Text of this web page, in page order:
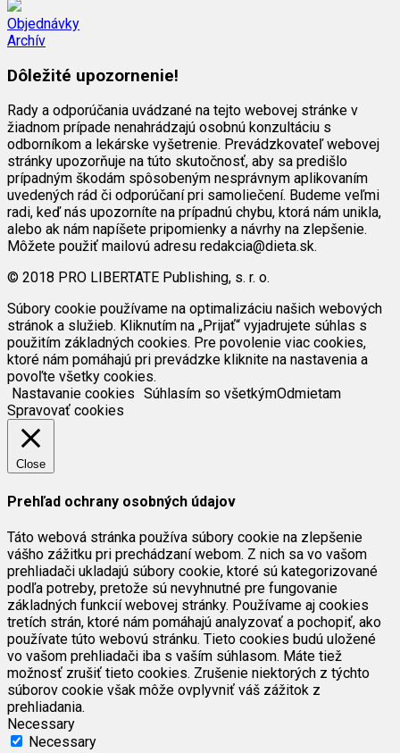
Objednávky
Archív
Dôležité upozornenie!
Rady a odporúčania uvádzané na tejto webovej stránke v
žiadnom prípade nenahrádzajú osobnú konzultáciu s
odborníkom a lekárske vyšetrenie. Prevádzkovateľ webovej
stránky upozorňuje na túto skutočnosť, aby sa predišlo
prípadným škodám spôsobeným nesprávnym aplikovaním
uvedených rád či odporúčaní pri samoliečení. Budeme veľmi
radi, keď nás upozorníte na prípadnú chybu, ktorá nám unikla,
alebo ak nám napíšete pripomienky a návrhy na zlepšenie.
Môžete použiť mailovú adresu redakcia@dieta.sk.
© 2018 PRO LIBERTATE Publishing, s. r. o.
Súbory cookie používame na optimalizáciu našich webových
stránok a služieb. Kliknutím na „Prijať“ vyjadrujete súhlas s
použitím základných cookies. Pre povolenie viac cookies,
ktoré nám pomáhajú pri prevádzke kliknite na nastavenia a
povoľte všetky cookies.
Nastavanie cookies Súhlasím so všetkýmOdmietam
Spravovať cookies
Close
Prehľad ochrany osobných údajov
Táto webová stránka používa súbory cookie na zlepšenie
vášho zážitku pri prechádzaní webom. Z nich sa vo vašom
prehliadači ukladajú súbory cookie, ktoré sú kategorizované
podľa potreby, pretože sú nevyhnutné pre fungovanie
základných funkcií webovej stránky. Používame aj cookies
tretích strán, ktoré nám pomáhajú analyzovať a pochopiť, ako
používate túto webovú stránku. Tieto cookies budú uložené
vo vašom prehliadači iba s vaším súhlasom. Máte tiež
možnosť zrušiť tieto cookies. Zrušenie niektorých z týchto
súborov cookie však môže ovplyvniť váš zážitok z
prehliadania.
Necessary
Necessary